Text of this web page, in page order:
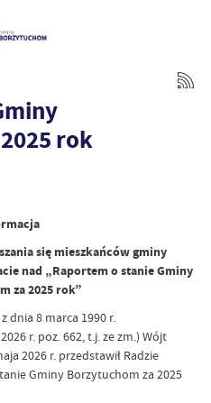
rok
się mieszkańców gminy
nad „Raportem o stanie Gminy
za 2025 rok”
dnia 8 marca 1990 r.
r. poz. 662, t.j. ze zm.) Wójt
2026 r. przedstawił Radzie
Gminy Borzytuchom za 2025